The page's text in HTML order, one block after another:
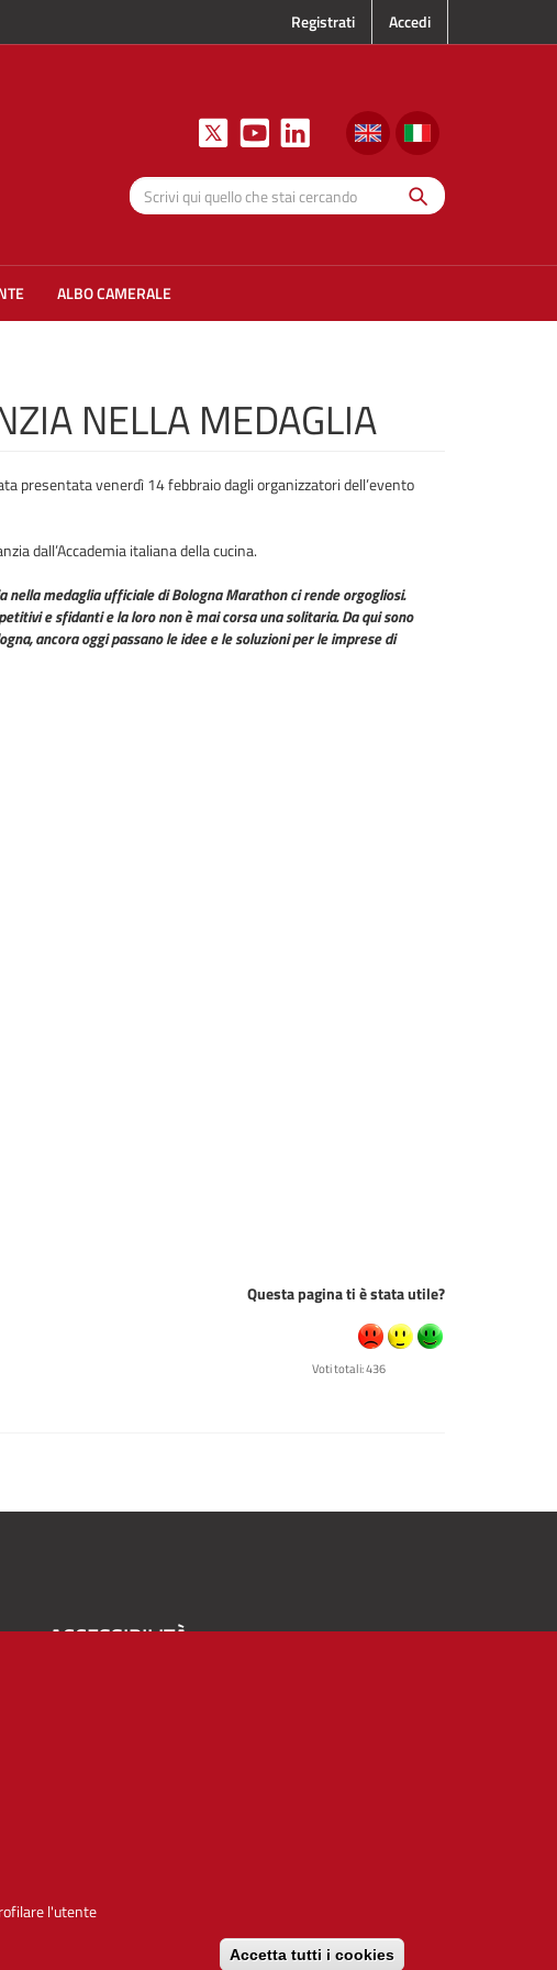
Registrati Accedi
stai
Cerca
ALBO CAMERALE
NELLA MEDAGLIA
presentata venerdì 14 febbraio dagli organizzatori dell’evento
dall’Accademia italiana della cucina.
nella medaglia ufficiale di Bologna Marathon ci rende orgogliosi.
e sfidanti e la loro non è mai corsa una solitaria. Da qui sono
ancora oggi passano le idee e le soluzioni per le imprese di
Questa pagina ti è stata utile?
Voti totali: 436
ACCESSIBILITÀ
l'utente
Accetta tutti i cookies